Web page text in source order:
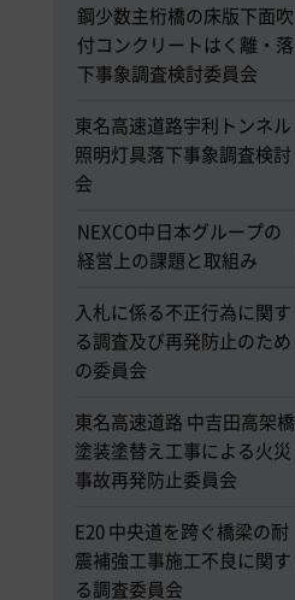
鋼少数主桁橋の床版下面吹
付コンクリートはく離・落
下事象調査検討委員会
東名高速道路宇利トンネル
照明灯具落下事象調査検討
会
NEXCO中日本グループの
経営上の課題と取組み
入札に係る不正行為に関す
る調査及び再発防止のため
の委員会
東名高速道路 中吉田高架橋
塗装塗替え工事による火災
事故再発防止委員会
E20 中央道を跨ぐ橋梁の耐
震補強工事施工不良に関す
る調査委員会